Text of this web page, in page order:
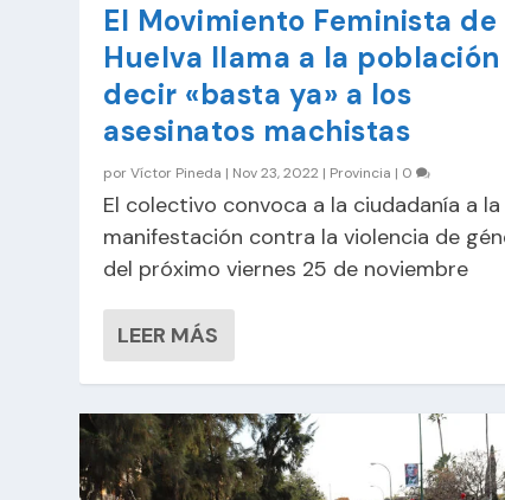
El Movimiento Feminista de
Huelva llama a la población
decir «basta ya» a los
asesinatos machistas
porVíctor Pineda | Nov 23, 2022 | Provincia | 0
El colectivo convoca a la ciudadanía a la
manifestación contra la violencia de
del próximo viernes 25 de noviembre
LEER MÁS